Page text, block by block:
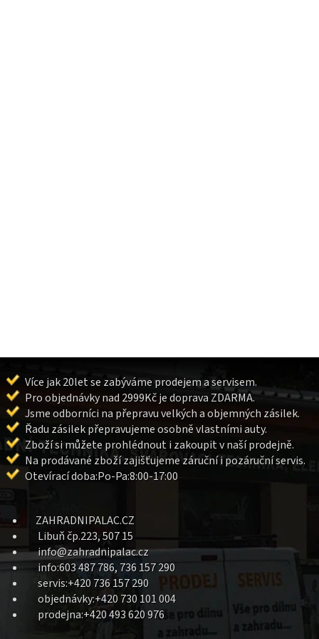
Více jak 20let se zabýváme prodejem a servisem.
Pro objednávky nad 2999Kč je doprava ZDARMA.
Jsme odborníci na přepravu velkých a objemných zásilek.
Řadu zásilek přepravujeme osobně vlastními auty.
Zboží si můžete prohlédnout i zakoupit v naší prodejně.
Na prodávané zboží zajišťujeme záruční i pozáruční servis.
Otevírací doba:Po-Pa:8:00-17:00
ZAHRADNIPALAC.CZ
Libuň čp.223, 507 15
info@zahradnipalac.cz
info:603 487 786, 736 157 290
servis:+420 736 157 290
objednávky:+420 730 101 004
prodejna:+420 493 620 976